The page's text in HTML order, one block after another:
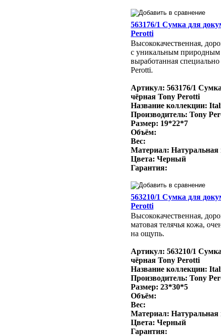
563176/1 Сумка для
Perotti
Высококачественная,
с уникальным природным
выработанная
Perotti.
Артикул: 563176/1
чёрная Tony Perotti
Название коллекции:
Производитель: Tony
Размер: 19*22*7
Объём:
Вес:
Материал: Натуральная
Цвета: Черный
Гарантия:
563210/1 Сумка для
Perotti
Высококачественная,
матовая телячья кожа,
на ощупь.
Артикул: 563210/1
чёрная Tony Perotti
Название коллекции:
Производитель: Tony
Размер: 23*30*5
Объём:
Вес:
Материал: Натуральная
Цвета: Черный
Гарантия: